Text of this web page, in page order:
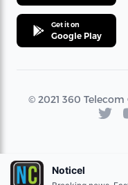
Get it on
Google Play
© 2021 360
Noticel